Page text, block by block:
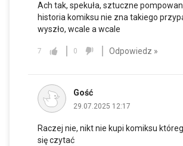
Ach tak, spekuła, sztuczne
historia komiksu nie zna takiego
wyszło, wcale a wcale
7 0 Odpowiedz »
Gość
29.07.2025 12:17
Raczej nie, nikt nie kupi komiksu
się czytać